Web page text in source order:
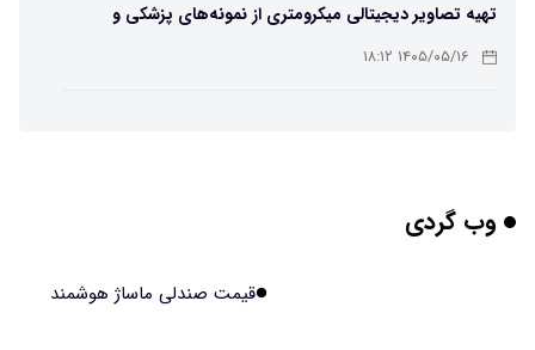
تهیه تصاویر دیجیتالی میکرومتری از نمونه‌های پزشکی و
صنعتی۱۴۰۵/۰۵/۱۶ ۱۸:۱۲
وب گردی
قیمت صندلی ماساژ هوشمند